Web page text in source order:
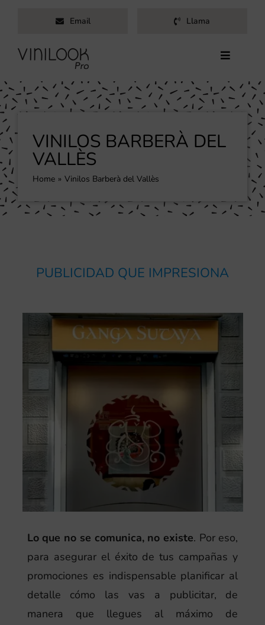
contenido
Email Llama
Toggle
Inicio
Servicios
Productos
Trabajos
Blog
Contacto
VINILOS BARBERÀ DEL
VALLÈS
Home Vinilos Barberà del Vallès
PUBLICIDAD QUE IMPRESIONA
Lo que no se comunica, no existe. Por eso,
para asegurar el éxito de tus campañas y
promociones es indispensable planificar al
detalle cómo las vas a publicitar, de
manera que llegues al máximo de